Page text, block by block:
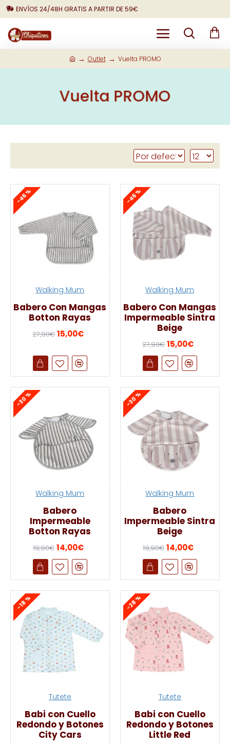
ENVÍOS 24/48H GRATIS A PARTIR DE 59€
Outlet Vuelta PROMO
Vuelta PROMO
-46 %
Walking Mum
Babero Con Mangas
Botton Rayas
27,90€ 15,00€
-46 %
Walking Mum
Babero Con Mangas
Impermeable Sintra
Beige
27,90€ 15,00€
-30 %
Walking Mum
Babero
Impermeable
Botton Rayas
19,90€ 14,00€
-30 %
Walking Mum
Babero
Impermeable Sintra
Beige
19,90€ 14,00€
-18 %
Tutete
Babi con Cuello
Redondo y Botones
City Cars
-28 %
Tutete
Babi con Cuello
Redondo y Botones
Little Red